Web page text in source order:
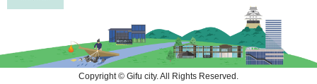
Copyright © Gifu city. All Rights Reserved.